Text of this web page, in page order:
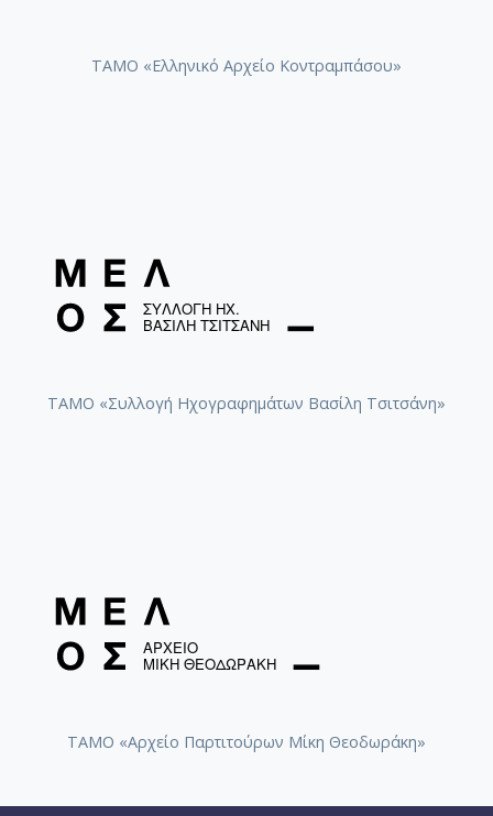
ΤΑΜΟ «Ελληνικό Αρχείο Κοντραμπάσου»
ΤΑΜΟ «Συλλογή Ηχογραφημάτων Βασίλη Τσιτσάνη»
ΤΑΜΟ «Αρχείο Παρτιτούρων Μίκη Θεοδωράκη»